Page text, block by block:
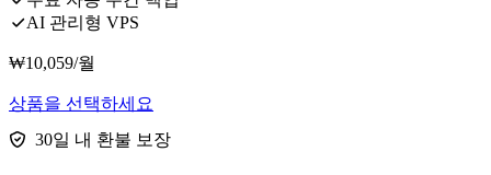
AI 관리형 VPS
₩10,059/월
상품을 선택하세요
30일 내 환불 보장